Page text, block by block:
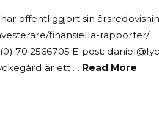
offentliggjort sin
finansiella-
70 2566705 E-post:
är ett … Read More